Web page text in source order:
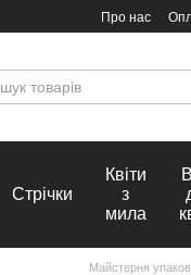
Про нас
Стрічки
Квіти
з
мила
Майстерня